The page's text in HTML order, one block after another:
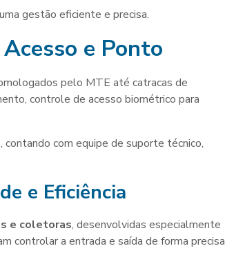
gestão eficiente e precisa.
e Ponto
pelo MTE até catracas de
controle de acesso biométrico para
com equipe de suporte técnico,
e Eficiência
e coletoras, desenvolvidas especialmente
controlar a entrada e saída de forma precisa